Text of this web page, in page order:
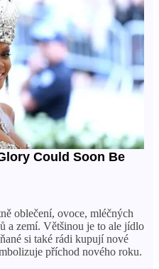
oblečení, ovoce, mléčných
a zemí. Většinou je to ale jídlo
si také rádi kupují nové
příchod nového roku.